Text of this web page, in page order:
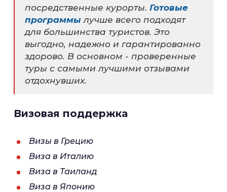
посредственные курорты. Готовые
программылучше всего подходят
для большинства туристов. Это
выгодно, надежно и гарантированно
здорово. В основном - проверенные
туры с самыми лучшими отзывами
отдохнувших.
Визовая поддержка
Визы в Грецию
Виза в Италию
Виза в Таиланд
Виза в Японию